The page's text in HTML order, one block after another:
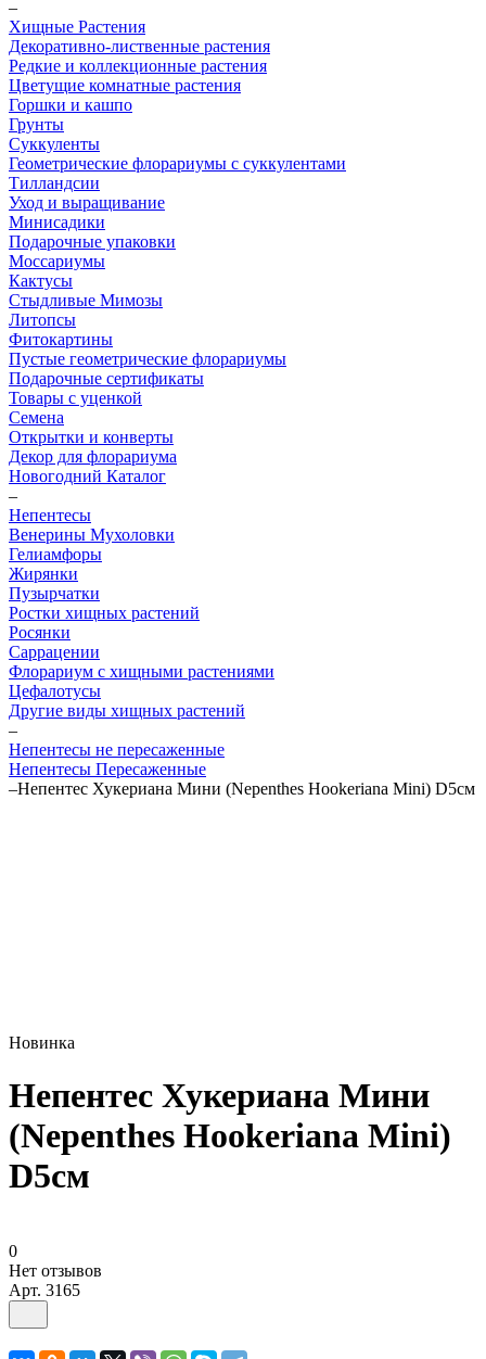
–
Хищные Растения
Декоративно-лиственные растения
Редкие и коллекционные растения
Цветущие комнатные растения
Горшки и кашпо
Грунты
Суккуленты
Геометрические флорариумы с суккулентами
Тилландсии
Уход и выращивание
Минисадики
Подарочные упаковки
Моссариумы
Кактусы
Стыдливые Мимозы
Литопсы
Фитокартины
Пустые геометрические флорариумы
Подарочные сертификаты
Товары с уценкой
Семена
Открытки и конверты
Декор для флорариума
Новогодний Каталог
–
Непентесы
Венерины Мухоловки
Гелиамфоры
Жирянки
Пузырчатки
Ростки хищных растений
Росянки
Саррацении
Флорариум с хищными растениями
Цефалотусы
Другие виды хищных растений
–
Непентесы не пересаженные
Непентесы Пересаженные
–Непентес Хукериана Мини (Nepenthes Hookeriana Mini) D5см
Новинка
Непентес Хукериана Мини
(Nepenthes Hookeriana Mini)
D5см
0
Нет отзывов
Арт. 3165